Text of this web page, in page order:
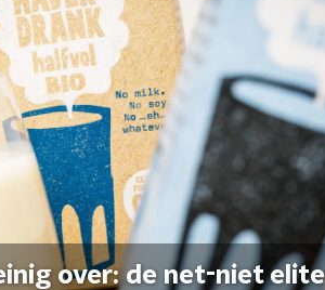
over: de net-niet elite